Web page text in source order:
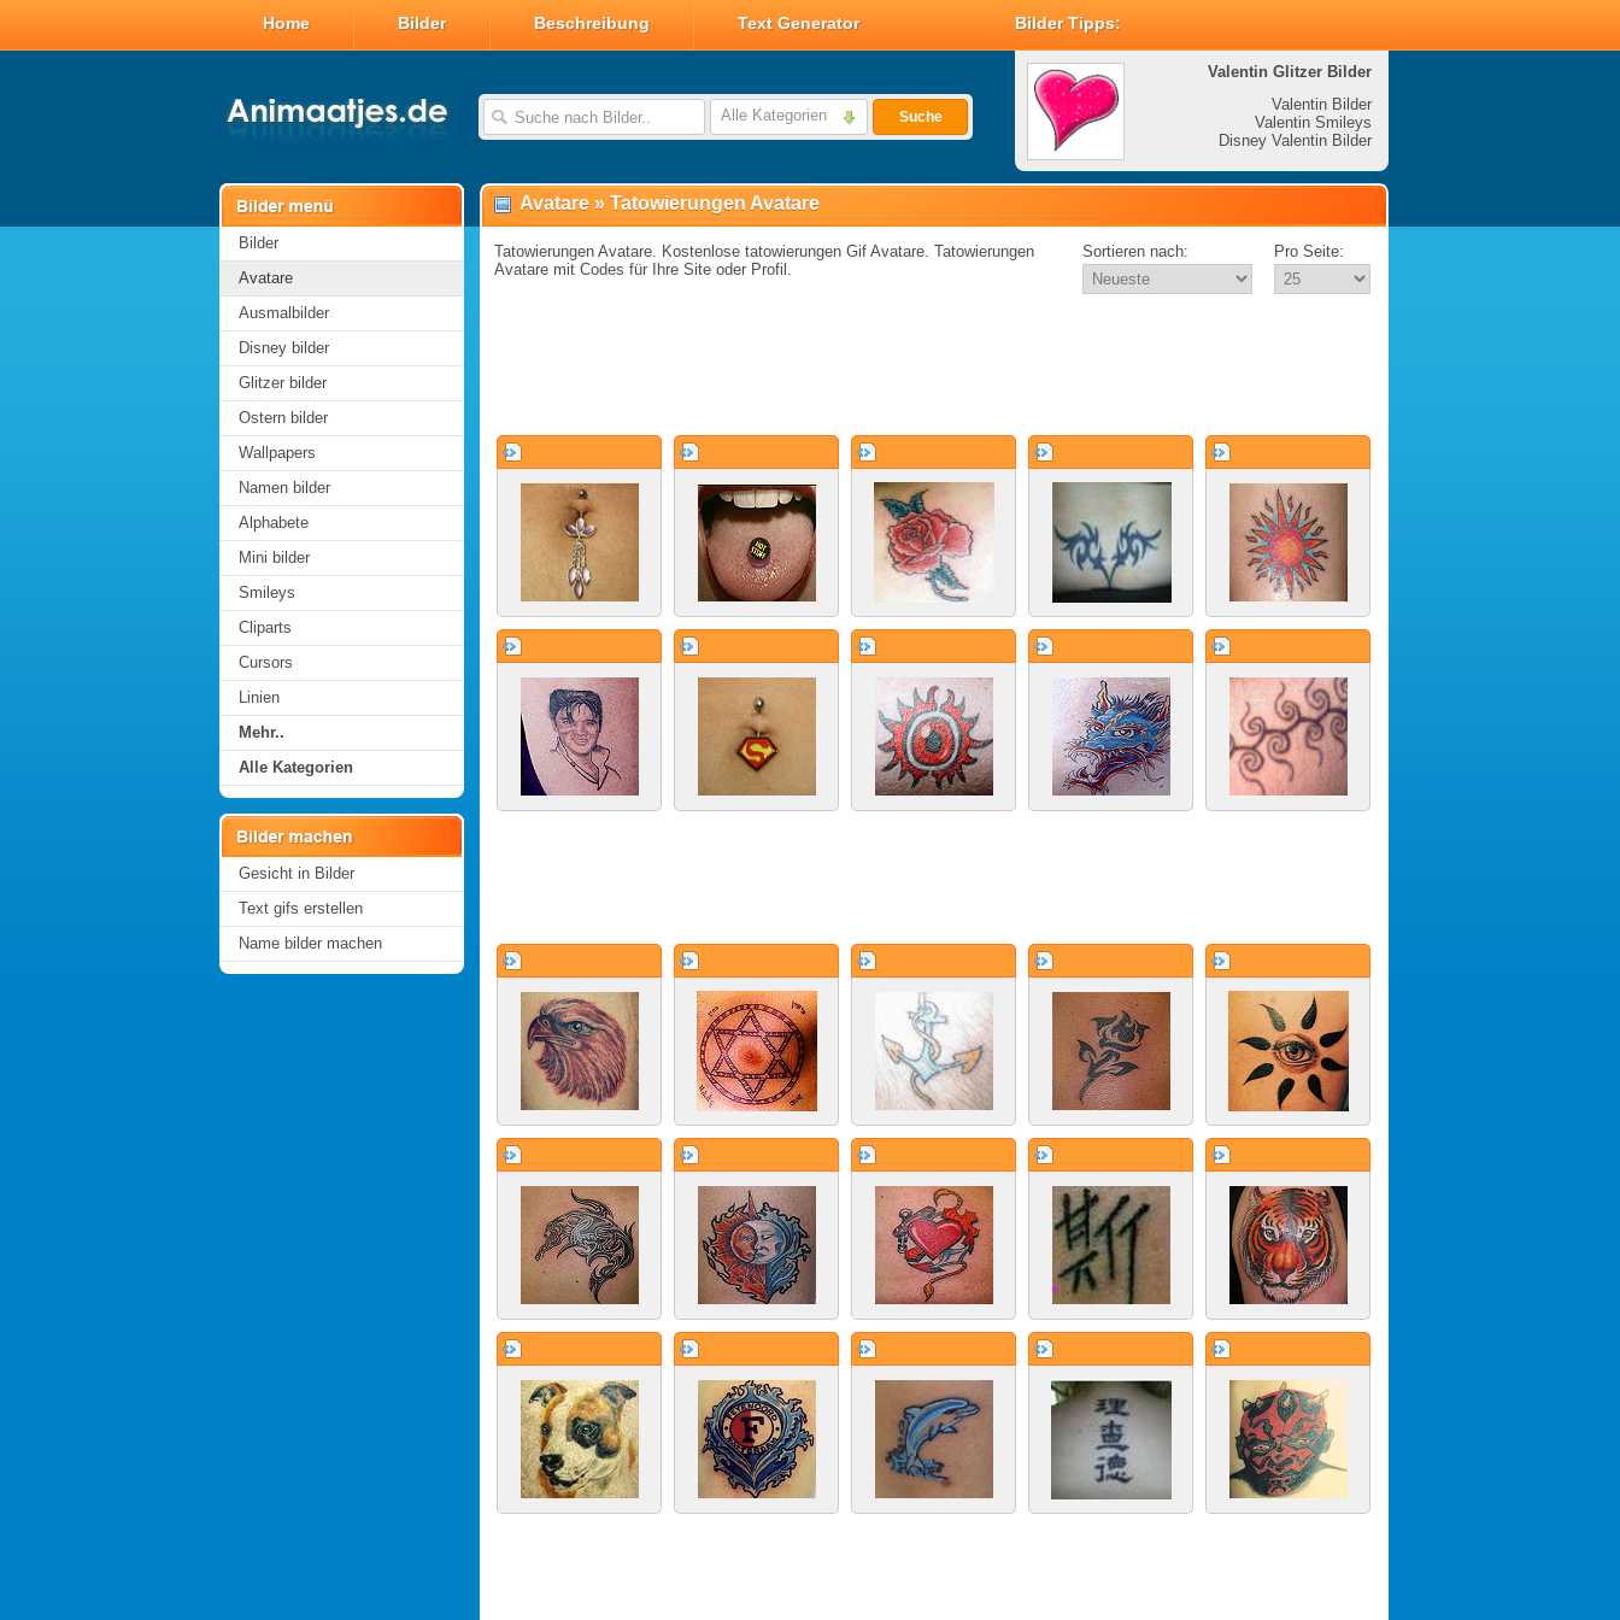
Home Bilder Beschreibung Text Generator Bilder Tipps:
Alle Kategorien Suche
Valentin Bilder
Valentin Smileys
Disney Valentin Bilder
Valentin Glitzer Bilder
Valentin Bilder
Valentin Smileys
Disney Valentin Bilder
Bilder
Avatare
Ausmalbilder
Disney bilder
Glitzer bilder
Ostern bilder
Wallpapers
Namen bilder
Alphabete
Mini bilder
Smileys
Cliparts
Cursors
Linien
Mehr..
Alle Kategorien
Gesicht in Bilder
Text gifs erstellen
Name bilder machen
Avatare » Tatowierungen Avatare
Tatowierungen Avatare. Kostenlose tatowierungen Gif Avatare. Tatowierungen
Avatare mit Codes für Ihre Site oder Profil.
Sortieren nach: Pro Seite: